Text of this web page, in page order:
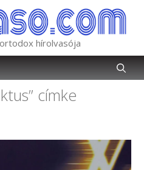
hírolvasója
címke